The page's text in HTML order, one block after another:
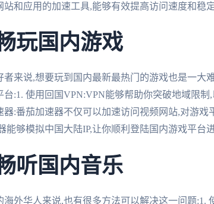
和应用的加速工具,能够有效提高访问速度和稳定
玩国内游戏
者来说,想要玩到国内最新最热门的游戏也是一大
台:1. 使用回国VPN:VPN能够帮助你突破地域限
器:番茄加速器不仅可以加速访问视频网站,对游戏
能够模拟中国大陆IP,让你顺利登陆国内游戏平台
听国内音乐
海外华人来说,也有很多方法可以解决这一问题:1.